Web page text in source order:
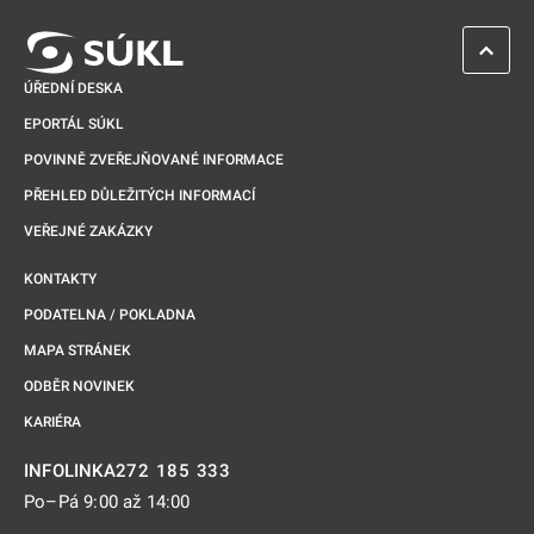
ÚŘEDNÍ DESKA
EPORTÁL SÚKL
POVINNĚ ZVEŘEJŇOVANÉ INFORMACE
PŘEHLED DŮLEŽITÝCH INFORMACÍ
VEŘEJNÉ ZAKÁZKY
KONTAKTY
PODATELNA / POKLADNA
MAPA STRÁNEK
ODBĚR NOVINEK
KARIÉRA
INFOLINKA272 185 333
Po–Pá 9:00 až 14:00
ZPĚT